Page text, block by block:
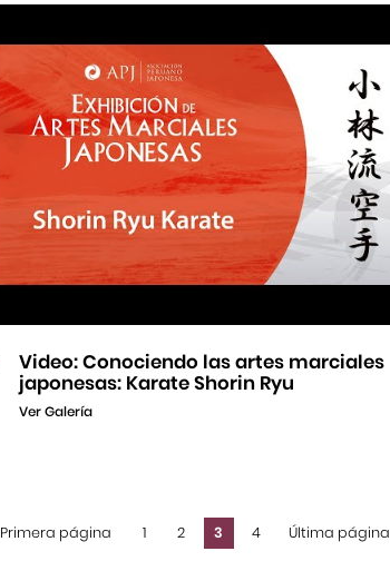
Video: Conociendo las artes marciales
japonesas: Karate Shorin Ryu
Ver Galería
Primera página 1 2 3 4 Última página